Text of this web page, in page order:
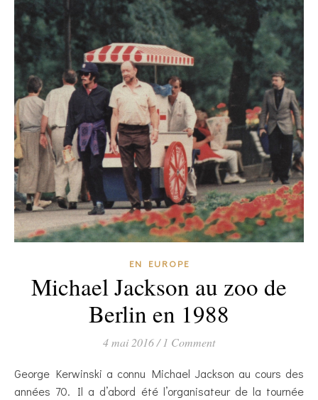
EN EUROPE
Michael Jackson au zoo de
Berlin en 1988
4 mai 2016/ 1 Comment
George Kerwinski a connu Michael Jackson au cours des
années 70. Il a d’abord été l’organisateur de la tournée